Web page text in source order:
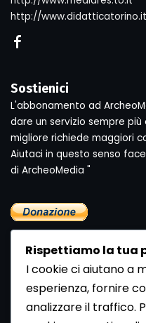
http://www.didatticatorino.it
Sostienici
L'abbonamento ad
dare un servizio sempre
migliore richiede maggiori
Aiutaci in questo senso
di ArcheoMedia "
Newsletter
Rispettiamo la tua
I cookie ci aiutano a
esperienza, fornire
analizzare il traffico.